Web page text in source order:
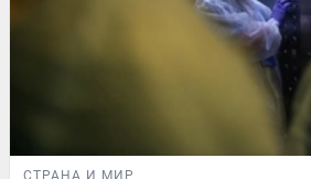
СТРАНА И МИР